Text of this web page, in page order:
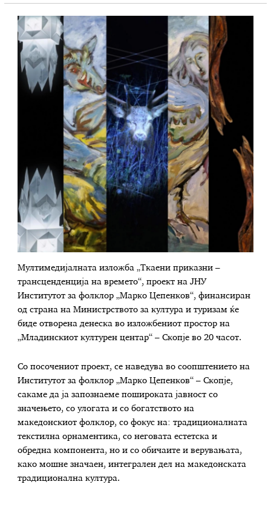
Мултимедијалната изложба „Ткаени приказни –
трансценденција на времето“, проект на ЈНУ
Институтот за фолклор „Марко Цепенков“, финансиран
од страна на Министрството за култура и туризам ќе
биде отворена денеска во изложбениот простор на
„Младинскиот културен центар“ – Скопје во 20 часот.
Со посочениот проект, се наведува во соопштението на
Институтот за фолклор „Марко Цепенков“ – Скопје,
сакаме да ја запознаеме пошироката јавност со
значењето, со улогата и со богатството на
македонскиот фолклор, со фокус на: традиционалната
текстилна орнаментика, со неговата естетска и
обредна компонента, но и со обичаите и верувањата,
како мошне значаен, интегрален дел на македонската
традиционална култура.